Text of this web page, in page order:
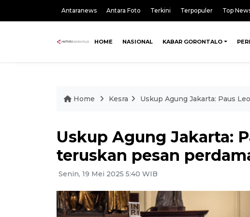
Antaranews Antara Foto Terkini Terpopuler Top
HOME NASIONAL KABAR GORONTALO
Home Kesra Uskup Agung Jakarta: Paus
Uskup Agung Jakarta:
teruskan pesan
Senin, 19 Mei 2025 5:40 WIB